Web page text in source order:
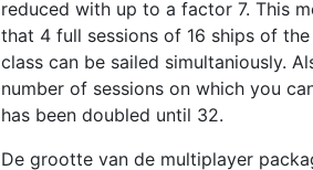
reduced with up to a factor 7. This
that 4 full sessions of 16 ships of
class can be sailed simultaniously.
number of sessions on which you
has been doubled until 32.
De grootte van de multiplayer